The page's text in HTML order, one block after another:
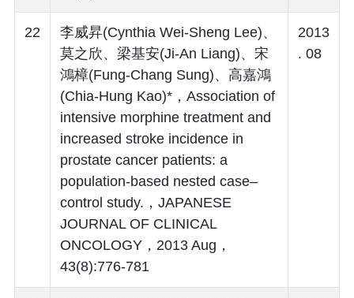
22
李威昇(Cynthia Wei-Sheng Lee)、
莫之欣、梁基安(Ji-An Liang)、宋
鴻樟(Fung-Chang Sung)、高嘉鴻
(Chia-Hung Kao)*，Association of
intensive morphine treatment and
increased stroke incidence in
prostate cancer patients: a
population-based nested case–
control study.，JAPANESE
JOURNAL OF CLINICAL
ONCOLOGY，2013 Aug，
43(8):776-781
2013
. 08